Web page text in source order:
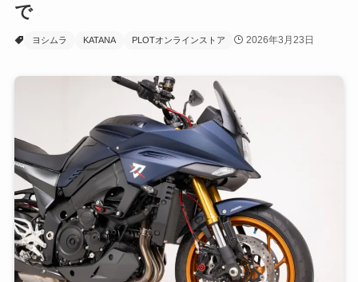
で
ヨシムラ KATANA PLOTオンラインストア 2026年3月23日